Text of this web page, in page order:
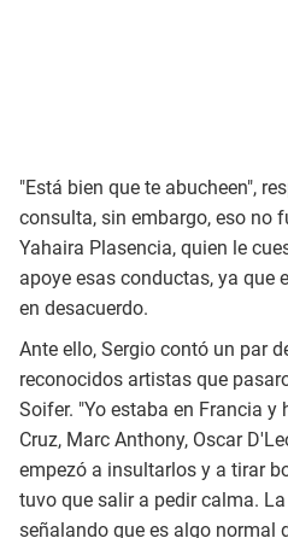
"Está bien que te abucheen",
consulta, sin embargo, eso no
Yahaira Plasencia, quien le
apoye esas conductas, ya que
en desacuerdo.
Ante ello, Sergio contó un par
reconocidos artistas que
Soifer. "Yo estaba en Francia y
Cruz, Marc Anthony, Oscar
empezó a insultarlos y a tirar
tuvo que salir a pedir calma.
señalando que es algo normal